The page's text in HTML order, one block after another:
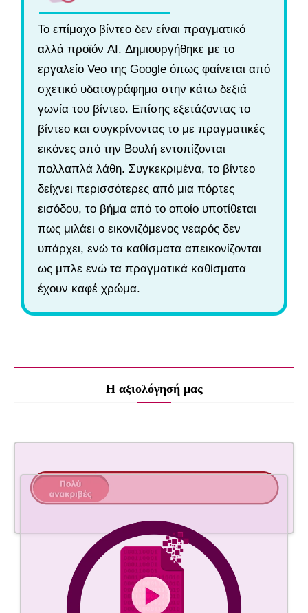
Το επίμαχο βίντεο δεν είναι πραγματικό
αλλά προϊόν AI. Δημιουργήθηκε με το
εργαλείο Veo της Google όπως φαίνεται από
σχετικό υδατογράφημα στην κάτω δεξιά
γωνία του βίντεο. Επίσης εξετάζοντας το
βίντεο και συγκρίνοντας το με πραγματικές
εικόνες από την Βουλή εντοπίζονται
πολλαπλά λάθη. Συγκεκριμένα, το βίντεο
δείχνει περισσότερες από μια πόρτες
εισόδου, το βήμα από το οποίο υποτίθεται
πως μιλάει ο εικονιζόμενος νεαρός δεν
υπάρχει, ενώ τα καθίσματα απεικονίζονται
ως μπλε ενώ τα πραγματικά καθίσματα
έχουν καφέ χρώμα.
Η αξιολόγησή μας